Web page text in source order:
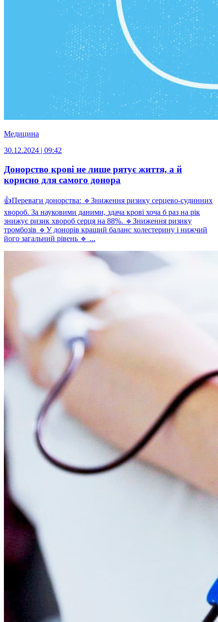
Медицина
30.12.2024 | 09:42
Донорство крові не лише рятує життя, а й
корисно для самого донора
👍Переваги донорства: 🔹Зниження ризику серцево-судинних
хвороб. За науковими даними, здача крові хоча б раз на рік
знижує ризик хвороб серця на 88%. 🔹Зниження ризику
тромбозів 🔹У донорів кращий баланс холестерину і нижчий
його загальний рівень 🔹 ...